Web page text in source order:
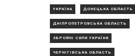
УКРАЇНА ДОНЕЦЬКА ОБЛАСТЬ
ДНІПРОПЕТРОВСЬКА ОБЛАСТЬ
ЗБРОЙНІ СИЛИ УКРАЇНИ
ЧЕРНІГІВСЬКА ОБЛАСТЬ